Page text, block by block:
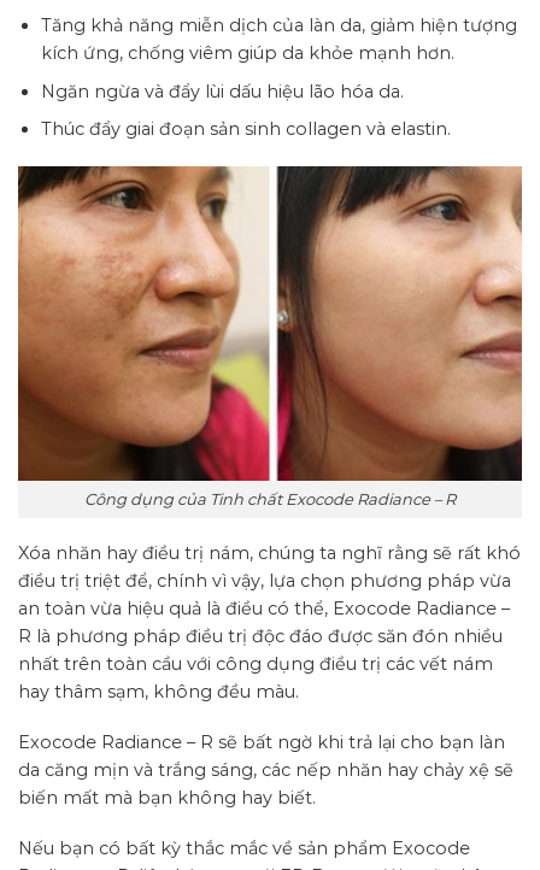
Tăng khả năng miễn dịch của làn da, giảm hiện tượng
kích ứng, chống viêm giúp da khỏe mạnh hơn.
Ngăn ngừa và đẩy lùi dấu hiệu lão hóa da.
Thúc đẩy giai đoạn sản sinh collagen và elastin.
Công dụng của Tinh chất Exocode Radiance – R
Xóa nhăn hay điều trị nám, chúng ta nghĩ rằng sẽ rất khó
điều trị triệt để, chính vì vậy, lựa chọn phương pháp vừa
an toàn vừa hiệu quả là điều có thể, Exocode Radiance –
R là phương pháp điều trị độc đáo được săn đón nhiều
nhất trên toàn cầu với công dụng điều trị các vết nám
hay thâm sạm, không đều màu.
Exocode Radiance – R sẽ bất ngờ khi trả lại cho bạn làn
da căng mịn và trắng sáng, các nếp nhăn hay chảy xệ sẽ
biến mất mà bạn không hay biết.
Nếu bạn có bất kỳ thắc mắc về sản phẩm Exocode